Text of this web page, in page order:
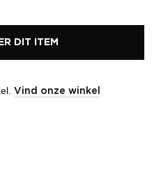
DIT ITEM
Vind onze winkel